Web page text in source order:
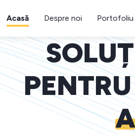
Acasă Despre noi Portofoliu